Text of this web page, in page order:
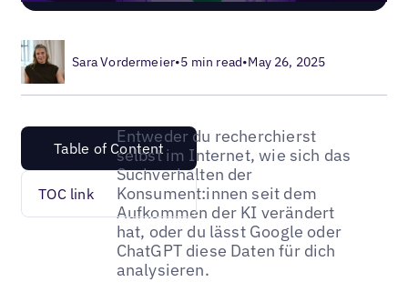
Sara Vordermeier•5 min read•May 26, 2025
Table of Content
TOC link
Entweder du recherchierst
selbst im Internet, wie sich das
Suchverhalten der
Konsument:innen seit dem
Aufkommen der KI verändert
hat, oder du lässt Google oder
ChatGPT diese Daten für dich
analysieren.